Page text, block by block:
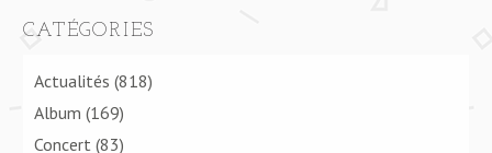
CATÉGORIES
Actualités (818)
Album (169)
Concert (83)